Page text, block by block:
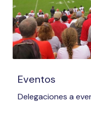
Eventos
Delegaciones a